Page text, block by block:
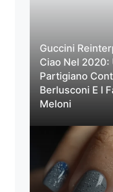
Guccini
Ciao Nel 2020:
Partigiano
Berlusconi E I
Meloni